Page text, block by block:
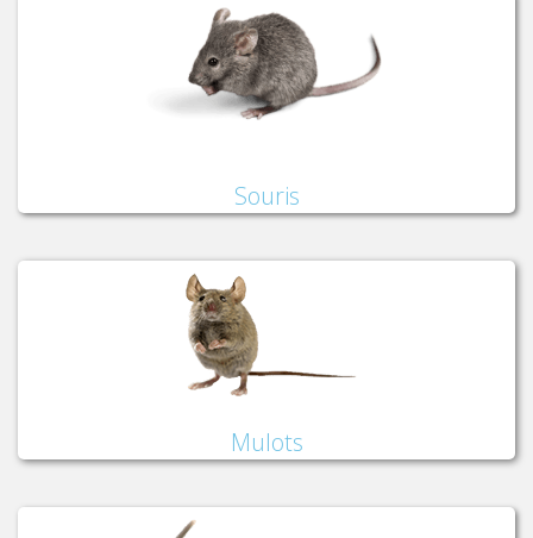
Souris
Mulots